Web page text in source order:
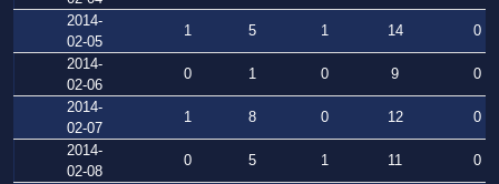
2014-
02-05
1 5 1 14
0
2014-
02-06
0 1 0 9
0
2014-
02-07
1 8 0 12
0
2014-
02-08
0 5 1 11
0